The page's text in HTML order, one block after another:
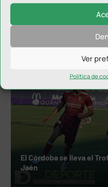
Ver
Política de
El Real Jaén firma al
El Córdoba se lleva el
Jaén